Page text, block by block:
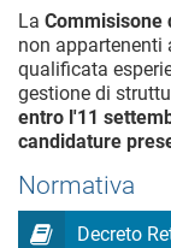
La Commisisone
non appartenenti
qualificata
gestione di
entro l'11
candidature
Normativa
Decreto